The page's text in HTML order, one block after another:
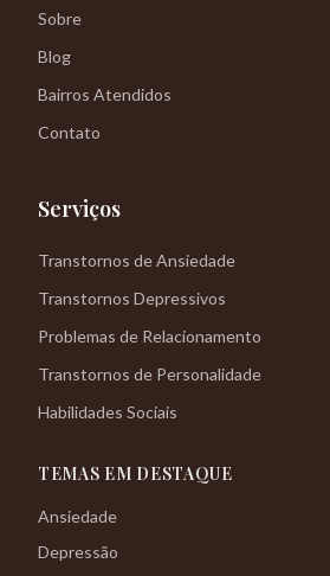
Sobre
Blog
Bairros Atendidos
Contato
Serviços
Transtornos de Ansiedade
Transtornos Depressivos
Problemas de Relacionamento
Transtornos de Personalidade
Habilidades Sociais
TEMAS EM DESTAQUE
Ansiedade
Depressão